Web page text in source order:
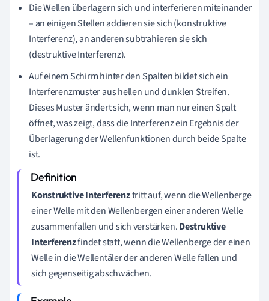
Die Wellen überlagern sich und interferieren miteinander
– an einigen Stellen addieren sie sich (konstruktive
Interferenz), an anderen subtrahieren sie sich
(destruktive Interferenz).
Auf einem Schirm hinter den Spalten bildet sich ein
Interferenzmuster aus hellen und dunklen Streifen.
Dieses Muster ändert sich, wenn man nur einen Spalt
öffnet, was zeigt, dass die Interferenz ein Ergebnis der
Überlagerung der Wellenfunktionen durch beide Spalte
ist.
Konstruktive Interferenztritt auf, wenn die Wellenberge
einer Welle mit den Wellenbergen einer anderen Welle
zusammenfallen und sich verstärken.Destruktive
Interferenzfindet statt, wenn die Wellenberge der einen
Welle in die Wellentäler der anderen Welle fallen und
sich gegenseitig abschwächen.